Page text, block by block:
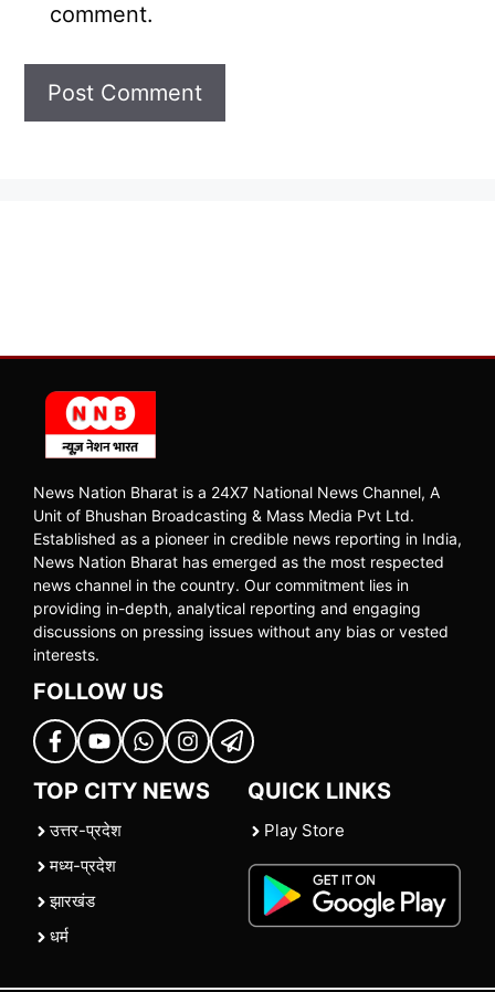
comment.
News Nation Bharat is a 24X7 National News Channel, A
Unit of Bhushan Broadcasting & Mass Media Pvt Ltd.
Established as a pioneer in credible news reporting in India,
News Nation Bharat has emerged as the most respected
news channel in the country. Our commitment lies in
providing in-depth, analytical reporting and engaging
discussions on pressing issues without any bias or vested
interests.
FOLLOW US
TOP CITY NEWS
उत्तर-प्रदेश
मध्य-प्रदेश
झारखंड
धर्म
QUICK LINKS
Play Store